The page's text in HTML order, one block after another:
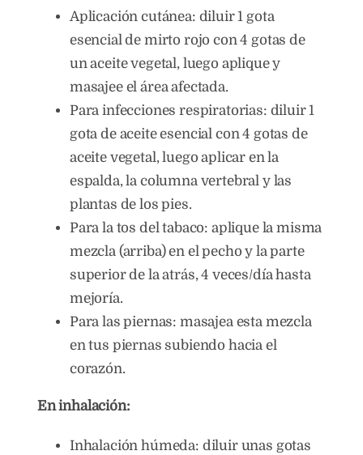
Aplicación cutánea: diluir 1 gota
esencial de mirto rojo con 4 gotas de
un aceite vegetal, luego aplique y
masajee el área afectada.
Para infecciones respiratorias: diluir 1
gota de aceite esencial con 4 gotas de
aceite vegetal, luego aplicar en la
espalda, la columna vertebral y las
plantas de los pies.
Para la tos del tabaco: aplique la misma
mezcla (arriba) en el pecho y la parte
superior de la atrás, 4 veces/día hasta
mejoría.
Para las piernas: masajea esta mezcla
en tus piernas subiendo hacia el
corazón.
En inhalación:
Inhalación húmeda: diluir unas gotas